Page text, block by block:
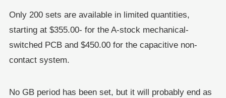
Only 200 sets are available in limited quantities,
starting at $355.00- for the A-stock mechanical-
switched PCB and $450.00 for the capacitive non-
contact system.
No GB period has been set, but it will probably end as